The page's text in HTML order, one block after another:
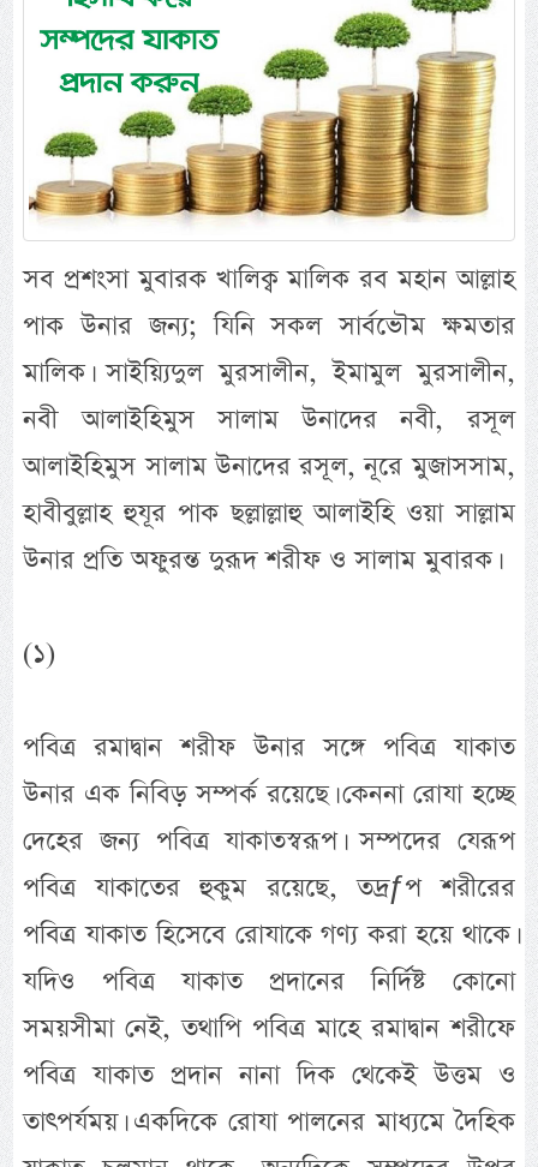
সব প্রশংসা মুবারক খালিক্ব মালিক রব মহান আল্লাহ
পাক উনার জন্য; যিনি সকল সার্বভৌম ক্ষমতার
মালিক। সাইয়্যিদুল মুরসালীন, ইমামুল মুরসালীন,
নবী আলাইহিমুস সালাম উনাদের নবী, রসূল
আলাইহিমুস সালাম উনাদের রসূল, নূরে মুজাসসাম,
হাবীবুল্লাহ হুযূর পাক ছল্লাল্লাহু আলাইহি ওয়া সাল্লাম
উনার প্রতি অফুরন্ত দুরূদ শরীফ ও সালাম মুবারক।
(১)
পবিত্র রমাদ্বান শরীফ উনার সঙ্গে পবিত্র যাকাত
উনার এক নিবিড় সম্পর্ক রয়েছে। কেননা রোযা হচ্ছে
দেহের জন্য পবিত্র যাকাতস্বরূপ। সম্পদের যেরূপ
পবিত্র যাকাতের হুকুম রয়েছে, তদ্রƒপ শরীরের
পবিত্র যাকাত হিসেবে রোযাকে গণ্য করা হয়ে থাকে।
যদিও পবিত্র যাকাত প্রদানের নির্দিষ্ট কোনো
সময়সীমা নেই, তথাপি পবিত্র মাহে রমাদ্বান শরীফে
পবিত্র যাকাত প্রদান নানা দিক থেকেই উত্তম ও
তাৎপর্যময়। একদিকে রোযা পালনের মাধ্যমে দৈহিক